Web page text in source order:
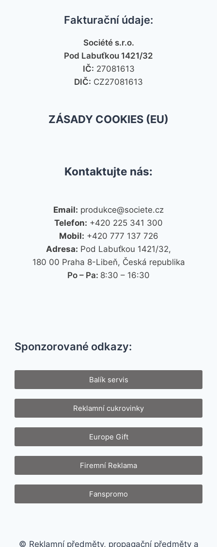
Fakturační údaje:
Société s.r.o.
Pod Labuťkou 1421/32
IČ: 27081613
DIČ: CZ27081613
ZÁSADY COOKIES (EU)
Kontaktujte nás:
Email: produkce@societe.cz
Telefon: +420 225 341 300
Mobil: +420 777 137 726
Adresa: Pod Labuťkou 1421/32,
180 00 Praha 8-Libeň, Česká republika
Po – Pa: 8:30 – 16:30
Sponzorované odkazy:
Balík servis
Reklamní cukrovinky
Europe Gift
Firemní Reklama
Fanspromo
© Reklamní předměty, propagační předměty a